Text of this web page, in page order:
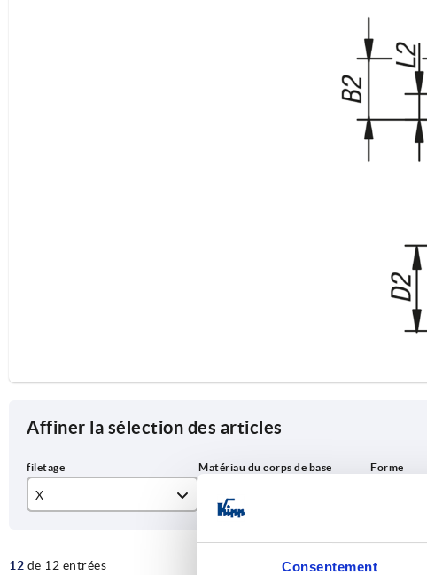
Consentement
Affiner la sélection des articles
X
M8
Matériau du corps de base
acier inoxydable A2
12 de 12 entrées